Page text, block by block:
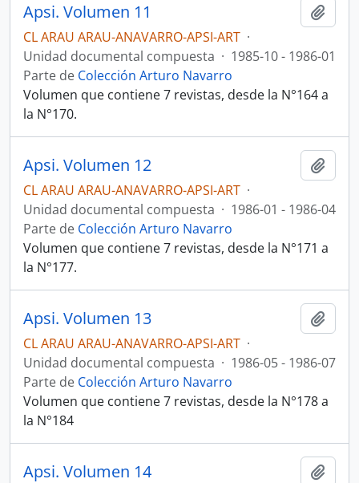
Apsi. Volumen 11
CL ARAU ARAU-ANAVARRO-APSI-ART ·
Unidad documental compuesta · 1985-10 - 1986-01
Parte de Colección Arturo Navarro
Volumen que contiene 7 revistas, desde la N°164 a
la N°170.
Apsi. Volumen 12
CL ARAU ARAU-ANAVARRO-APSI-ART ·
Unidad documental compuesta · 1986-01 - 1986-04
Parte de Colección Arturo Navarro
Volumen que contiene 7 revistas, desde la N°171 a
la N°177.
Apsi. Volumen 13
CL ARAU ARAU-ANAVARRO-APSI-ART ·
Unidad documental compuesta · 1986-05 - 1986-07
Parte de Colección Arturo Navarro
Volumen que contiene 7 revistas, desde la N°178 a
la N°184
Apsi. Volumen 14